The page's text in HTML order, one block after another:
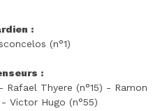
:
(n°1)
:
Rafael Thyere (n°15) - Ramon
Victor Hugo (n°55)